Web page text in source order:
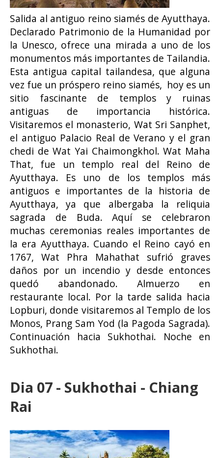
Salida al antiguo reino siamés de Ayutthaya.
Declarado Patrimonio de la Humanidad por
la Unesco, ofrece una mirada a uno de los
monumentos más importantes de Tailandia.
Esta antigua capital tailandesa, que alguna
vez fue un próspero reino siamés, hoy es un
sitio fascinante de templos y ruinas
antiguas de importancia histórica.
Visitaremos el monasterio, Wat Sri Sanphet,
el antiguo Palacio Real de Verano y el gran
chedi de Wat Yai Chaimongkhol. Wat Maha
That, fue un templo real del Reino de
Ayutthaya. Es uno de los templos más
antiguos e importantes de la historia de
Ayutthaya, ya que albergaba la reliquia
sagrada de Buda. Aquí se celebraron
muchas ceremonias reales importantes de
la era Ayutthaya. Cuando el Reino cayó en
1767, Wat Phra Mahathat sufrió graves
daños por un incendio y desde entonces
quedó abandonado. Almuerzo en
restaurante local. Por la tarde salida hacia
Lopburi, donde visitaremos al Templo de los
Monos, Prang Sam Yod (la Pagoda Sagrada).
Continuación hacia Sukhothai. Noche en
Sukhothai.
Dia 07 - Sukhothai - Chiang
Rai